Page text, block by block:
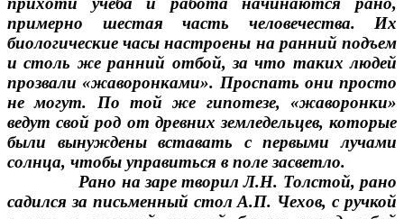
примерно шестая часть человечества.
Их
биологические часы настроены на ранний подъем
и столь же ранний отбой, за что таких людей
прозвали «жаворонками». Проспать они просто
не могут. По той же гипотезе, «жаворонки»
ведут свой род от древних земледельцев, которые
были вынуждены вставать с первыми лучами
солнца, чтобы управиться в поле засветло.
Рано на заре творил Л.Н. Толстой, рано
садился за письменный стол А.П. Чехов, с ручкой